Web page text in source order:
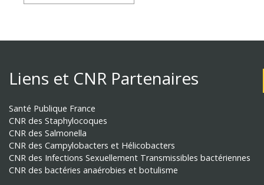
Liens et CNR Partenaires
Santé Publique France
CNR des Staphylocoques
CNR des Salmonella
CNR des Campylobacters et Hélicobacters
CNR des Infections Sexuellement Transmissibles bactériennes
CNR des bactéries anaérobies et botulisme